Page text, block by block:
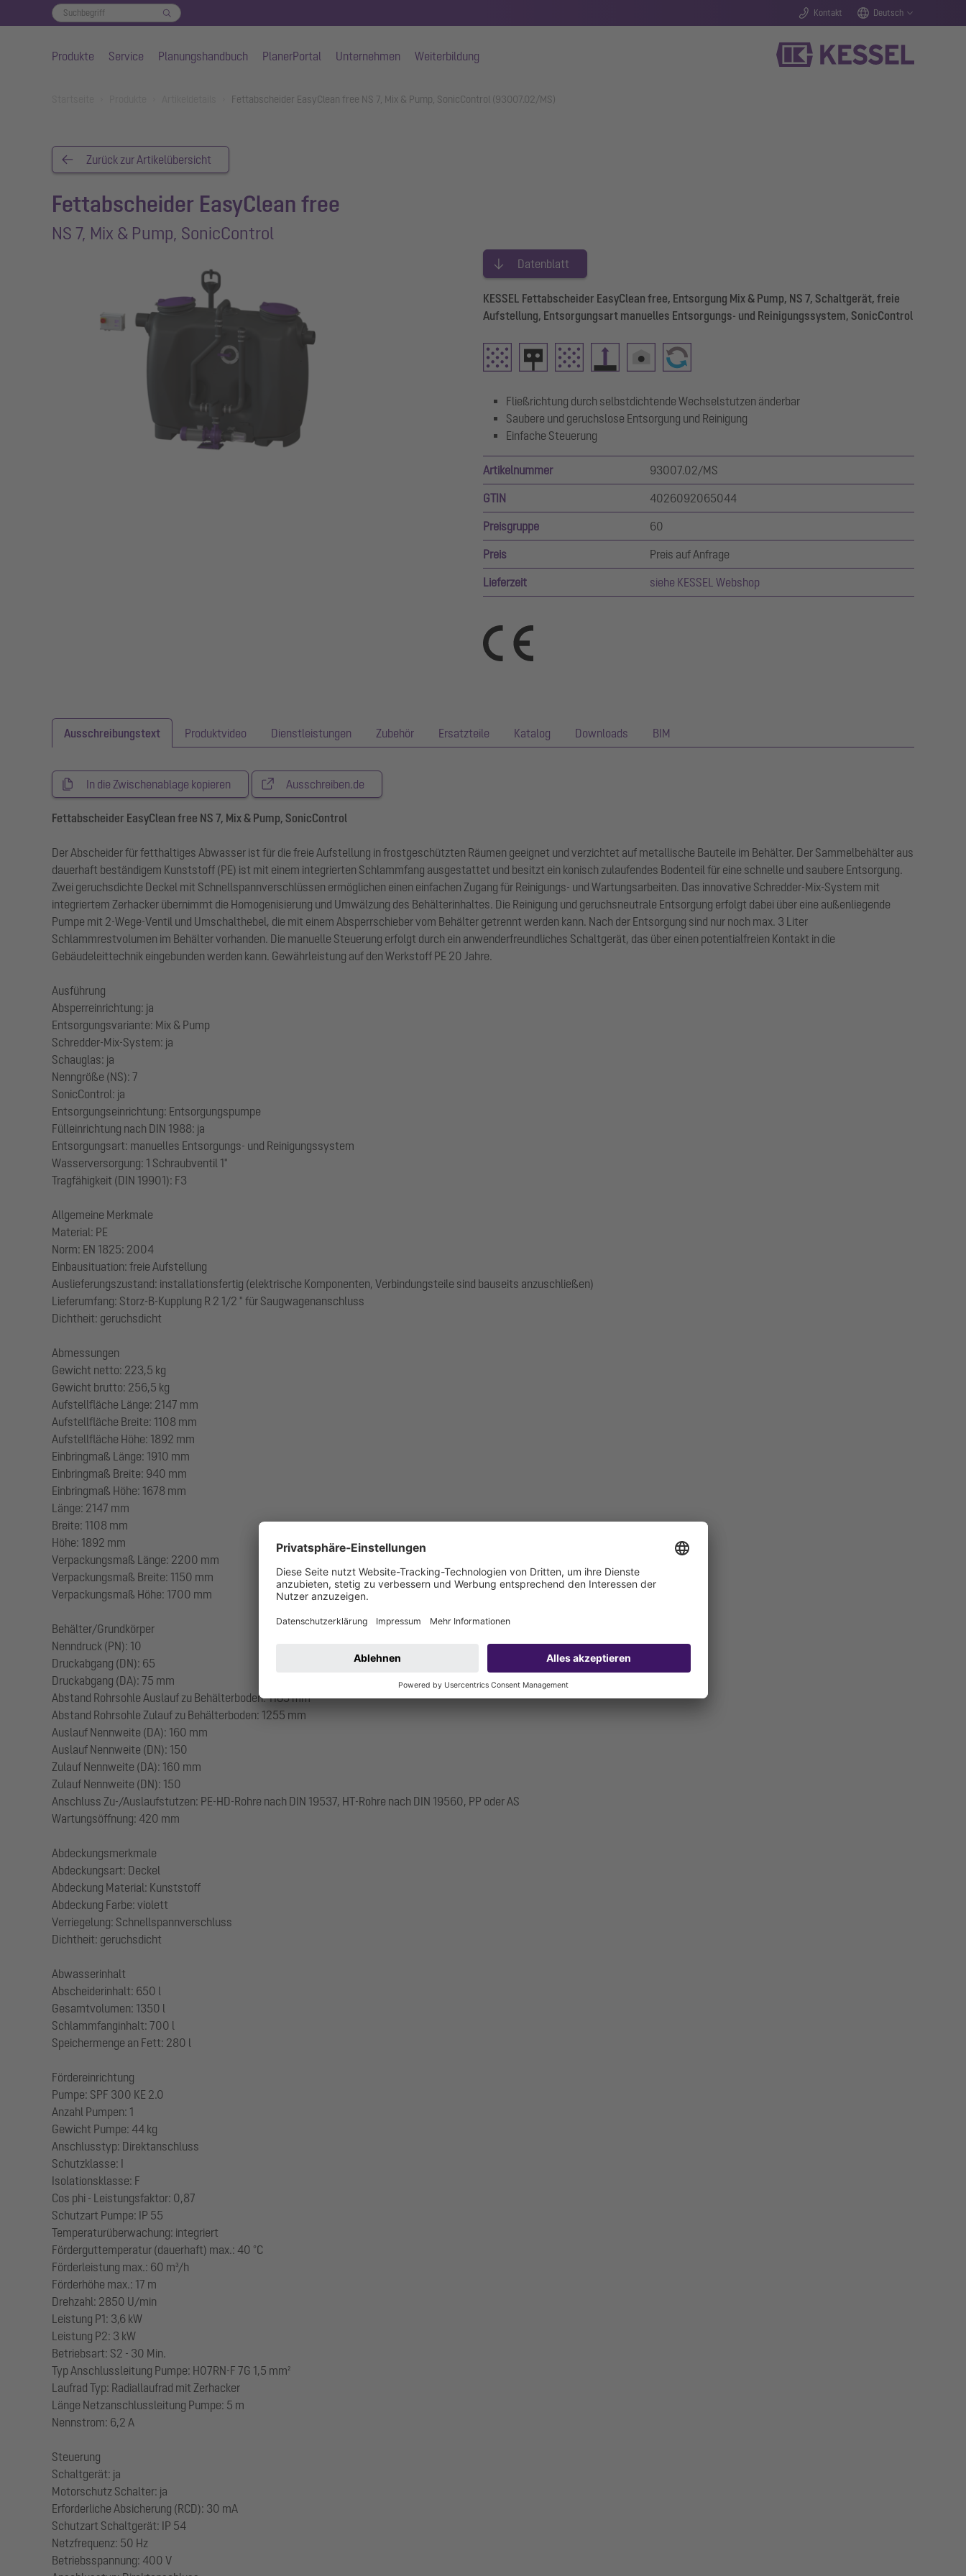
Kontakt Deutsch
Produkte Service Planungshandbuch PlanerPortal Unternehmen Weiterbildung
Fettabscheider EasyClean free NS 7, Mix & Pump, SonicControl (93007.02/MS)
Zurück zur Artikelübersicht
Fettabscheider EasyClean free
NS 7, Mix & Pump, SonicControl
Datenblatt
KESSEL Fettabscheider EasyClean free, Entsorgung Mix & Pump, NS 7, Schaltgerät, freie
Aufstellung, Entsorgungsart manuelles Entsorgungs- und Reinigungssystem, SonicControl
Fließrichtung durch selbstdichtende Wechselstutzen änderbar
Saubere und geruchslose Entsorgung und Reinigung
Einfache Steuerung
Artikelnummer 93007.02/MS
GTIN 4026092065044
Preisgruppe 60
Preis Preis auf Anfrage
Lieferzeit siehe KESSEL Webshop
Ausschreibungstext Produktvideo Dienstleistungen Zubehör Ersatzteile Katalog Downloads BIM
In die Zwischenablage kopieren Ausschreiben.de
Fettabscheider EasyClean free NS 7, Mix & Pump, SonicControl
Der Abscheider für fetthaltiges Abwasser ist für die freie Aufstellung in frostgeschützten Räumen geeignet und verzichtet auf metallische Bauteile im Behälter. Der Sammelbehälter aus
dauerhaft beständigem Kunststoff (PE) ist mit einem integrierten Schlammfang ausgestattet und besitzt ein konisch zulaufendes Bodenteil für eine schnelle und saubere Entsorgung.
Zwei geruchsdichte Deckel mit Schnellspannverschlüssen ermöglichen einen einfachen Zugang für Reinigungs- und Wartungsarbeiten. Das innovative Schredder-Mix-System mit
integriertem Zerhacker übernimmt die Homogenisierung und Umwälzung des Behälterinhaltes. Die Reinigung und geruchsneutrale Entsorgung erfolgt dabei über eine außenliegende
Pumpe mit 2-Wege-Ventil und Umschalthebel, die mit einem Absperrschieber vom Behälter getrennt werden kann. Nach der Entsorgung sind nur noch max. 3 Liter
Schlammrestvolumen im Behälter vorhanden. Die manuelle Steuerung erfolgt durch ein anwenderfreundliches Schaltgerät, das über einen potentialfreien Kontakt in die
Gebäudeleittechnik eingebunden werden kann. Gewährleistung auf den Werkstoff PE 20 Jahre.
Ausführung
Absperreinrichtung: ja
Entsorgungsvariante: Mix & Pump
Schredder-Mix-System: ja
Schauglas: ja
Nenngröße (NS): 7
SonicControl: ja
Entsorgungseinrichtung: Entsorgungspumpe
Fülleinrichtung nach DIN 1988: ja
Entsorgungsart: manuelles Entsorgungs- und Reinigungssystem
Wasserversorgung: 1 Schraubventil 1"
Tragfähigkeit (DIN 19901): F3
Allgemeine Merkmale
Material: PE
Norm: EN 1825: 2004
Einbausituation: freie Aufstellung
Auslieferungszustand: installationsfertig (elektrische Komponenten, Verbindungsteile sind bauseits anzuschließen)
Lieferumfang: Storz-B-Kupplung R 2 1/2 " für Saugwagenanschluss
Dichtheit: geruchsdicht
Abmessungen
Gewicht netto: 223,5 kg
Gewicht brutto: 256,5 kg
Aufstellfläche Länge: 2147 mm
Aufstellfläche Breite: 1108 mm
Aufstellfläche Höhe: 1892 mm
Einbringmaß Länge: 1910 mm
Einbringmaß Breite: 940 mm
Einbringmaß Höhe: 1678 mm
Länge: 2147 mm
Breite: 1108 mm
Höhe: 1892 mm
Verpackungsmaß Länge: 2200 mm
Verpackungsmaß Breite: 1150 mm
Verpackungsmaß Höhe: 1700 mm
Behälter/Grundkörper
Nenndruck (PN): 10
Druckabgang (DN): 65
Druckabgang (DA): 75 mm
Abstand Rohrsohle Auslauf zu Behälterboden: 1185 mm
Abstand Rohrsohle Zulauf zu Behälterboden: 1255 mm
Auslauf Nennweite (DA): 160 mm
Auslauf Nennweite (DN): 150
Zulauf Nennweite (DA): 160 mm
Zulauf Nennweite (DN): 150
Anschluss Zu-/Auslaufstutzen: PE-HD-Rohre nach DIN 19537, HT-Rohre nach DIN 19560, PP oder AS
Wartungsöffnung: 420 mm
Abdeckungsmerkmale
Abdeckungsart: Deckel
Abdeckung Material: Kunststoff
Abdeckung Farbe: violett
Verriegelung: Schnellspannverschluss
Dichtheit: geruchsdicht
Abwasserinhalt
Abscheiderinhalt: 650 l
Gesamtvolumen: 1350 l
Schlammfanginhalt: 700 l
Speichermenge an Fett: 280 l
Fördereinrichtung
Pumpe: SPF 300 KE 2.0
Anzahl Pumpen: 1
Gewicht Pumpe: 44 kg
Anschlusstyp: Direktanschluss
Schutzklasse: I
Isolationsklasse: F
Cos phi - Leistungsfaktor: 0,87
Schutzart Pumpe: IP 55
Temperaturüberwachung: integriert
Förderguttemperatur (dauerhaft) max.: 40 °C
Förderleistung max.: 60 m³/h
Förderhöhe max.: 17 m
Drehzahl: 2850 U/min
Leistung P1: 3,6 kW
Leistung P2: 3 kW
Betriebsart: S2 - 30 Min.
Typ Anschlussleitung Pumpe: H07RN-F 7G 1,5 mm²
Laufrad Typ: Radiallaufrad mit Zerhacker
Länge Netzanschlussleitung Pumpe: 5 m
Nennstrom: 6,2 A
Steuerung
Schaltgerät: ja
Motorschutz Schalter: ja
Erforderliche Absicherung (RCD): 30 mA
Schutzart Schaltgerät: IP 54
Netzfrequenz: 50 Hz
Betriebsspannung: 400 V